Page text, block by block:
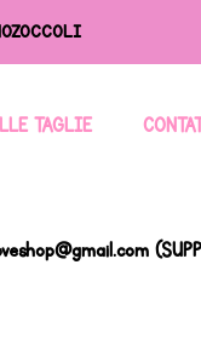
TAGLIE